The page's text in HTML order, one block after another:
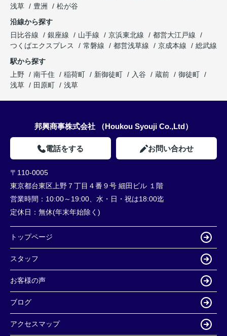
浅草
豊洲
松が谷
沿線から探す
日比谷線
銀座線 山手線 京浜東北線
都営大江戸線
つくばエクスプレス
常磐線 都営浅草線 京成本線
総武線
駅から探す
上野
南千住 稲荷町 新御徒町 入谷 蔵前
御徒町
浅草
田原町 浅草
邦興商事株式会社 （Houkou Syouji Co.,Ltd）
電話をする お問い合わせ
〒110-0005
東京都台東区上野７丁目４番９号 細田ビル １階
営業時間： 10:00～19:00、水・日・祝は18:00迄
定休日： 無休(年末年始除く)
トップページ
スタッフ
お客様の声
ブログ
アクセスマップ